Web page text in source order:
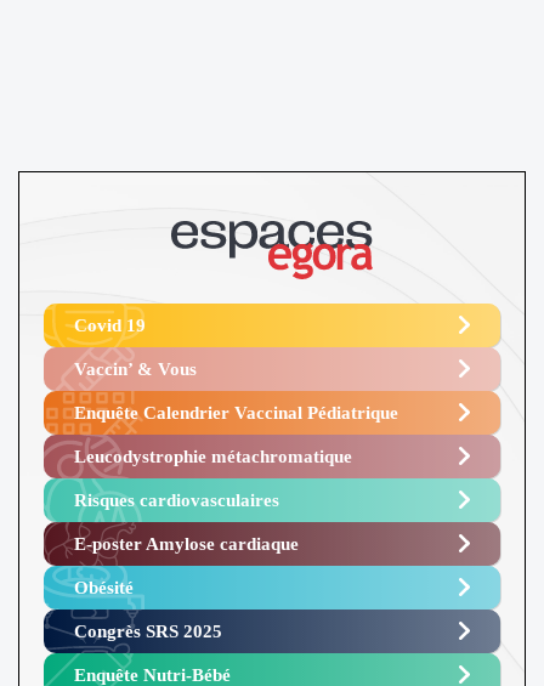
Covid 19
Vaccin’ & Vous
Enquête Calendrier Vaccinal Pédiatrique
Leucodystrophie métachromatique
Risques cardiovasculaires
E-poster Amylose cardiaque ​
Obésité ​
Congrès SRS 2025 ​
Enquête Nutri-Bébé ​